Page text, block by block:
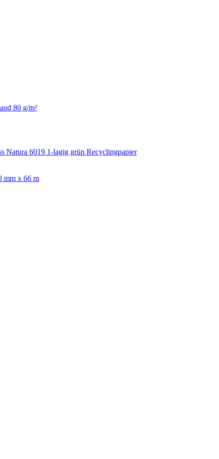
80 g/m²
Natura 6019 1-lagig grün Recyclingpapier
mm x 66 m